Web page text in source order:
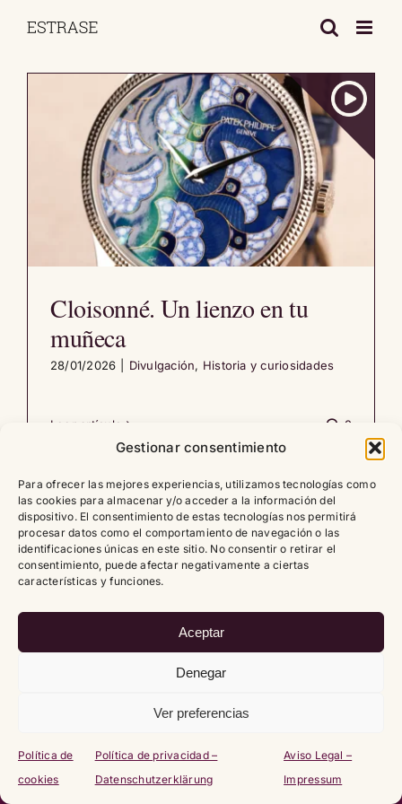
Gestionar consentimiento
Para ofrecer las mejores experiencias, utilizamos tecnologías como
las cookies para almacenar y/o acceder a la información del
dispositivo. El consentimiento de estas tecnologías nos permitirá
procesar datos como el comportamiento de navegación o las
identificaciones únicas en este sitio. No consentir o retirar el
consentimiento, puede afectar negativamente a ciertas
características y funciones.
Aceptar
Denegar
Ver preferencias
Política de
cookies
Política de privacidad –
Datenschutzerklärung
Aviso Legal –
Impressum
Cloisonné. Un lienzo en tu
muñeca
28/01/2026 Divulgación, Historia y curiosidades
Leer artículo 2
Copyright2026 |Política de cookies (UE) |Política de
privacidad – Datenschutzerklärung|Aviso Legal – Impressum